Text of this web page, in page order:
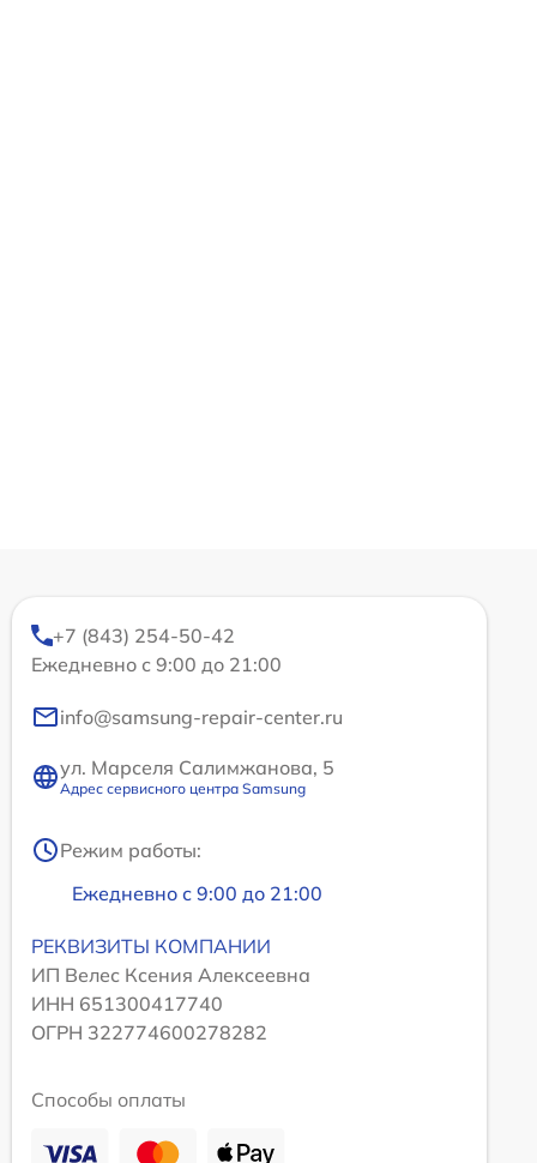
+7 (843) 254-50-42
Ежедневно с 9:00 до 21:00
info@samsung-repair-center.ru
ул. Марселя Салимжанова, 5
Адрес сервисного центра Samsung
Режим работы:
Ежедневно с 9:00 до 21:00
РЕКВИЗИТЫ КОМПАНИИ
ИП Велес Ксения Алексеевна
ИНН 651300417740
ОГРН 322774600278282
Способы оплаты